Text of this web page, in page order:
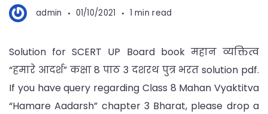
admin 01/10/2021 1 min read
Solution for SCERT UP Board book महान व्यक्तित्व
“हमारे आदर्श” कक्षा 8 पाठ 3 दशरथ पुत्र भरत solution pdf.
If you have query regarding Class 8 Mahan Vyaktitva
“Hamare Aadarsh” chapter 3 Bharat, please drop a